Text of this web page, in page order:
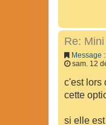
Re:
Message
sam. 12
c'est lors
cette
si elle